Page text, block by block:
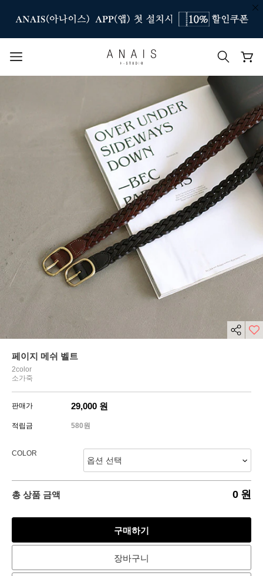
#신상7%할인 #아나이스 제작
#당일발송 #BEST OF BEST
페이지 메쉬 벨트
2color
소가죽
판매가 29,000 원
적립금 580원
COLOR
총 상품 금액 0 원
구매하기
장바구니